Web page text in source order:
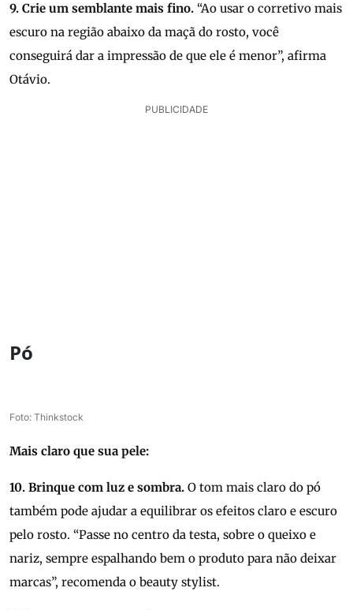
9. Crie um semblante mais fino. “Ao usar o corretivo mais
escuro na região abaixo da maçã do rosto, você
conseguirá dar a impressão de que ele é menor”, afirma
Otávio.
PUBLICIDADE
Pó
Foto: Thinkstock
Mais claro que sua pele:
10. Brinque com luz e sombra. O tom mais claro do pó
também pode ajudar a equilibrar os efeitos claro e escuro
pelo rosto. “Passe no centro da testa, sobre o queixo e
nariz, sempre espalhando bem o produto para não deixar
marcas”, recomenda o beauty stylist.